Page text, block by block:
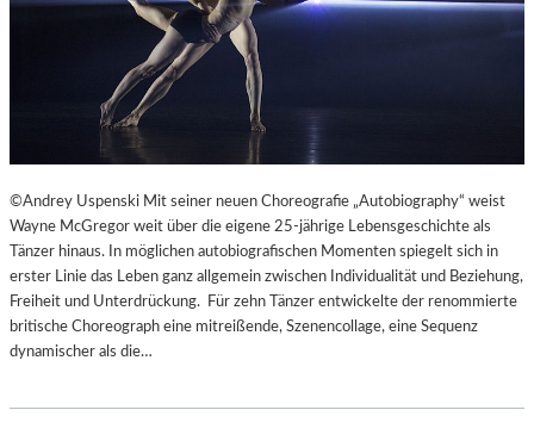
©Andrey Uspenski Mit seiner neuen Choreografie „Autobiography“ weist
Wayne McGregor weit über die eigene 25-jährige Lebensgeschichte als
Tänzer hinaus. In möglichen autobiografischen Momenten spiegelt sich in
erster Linie das Leben ganz allgemein zwischen Individualität und Beziehung,
Freiheit und Unterdrückung. Für zehn Tänzer entwickelte der renommierte
britische Choreograph eine mitreißende, Szenencollage, eine Sequenz
dynamischer als die…